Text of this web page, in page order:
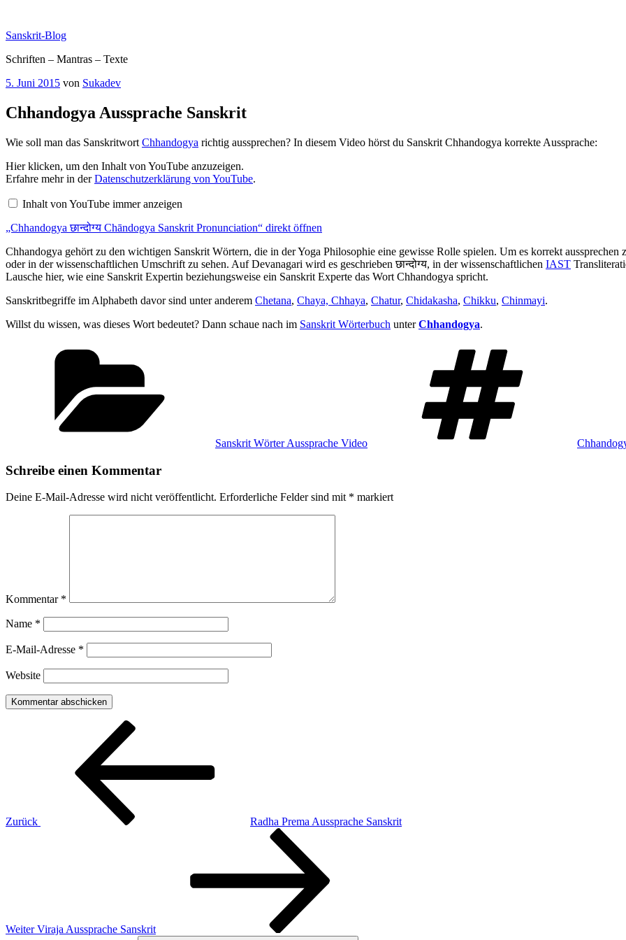
springen
Sanskrit-Blog
Schriften – Mantras – Texte
Veröffentlicht
5. Juni 2015 von Sukadev
Chhandogya Aussprache Sanskrit
Wie soll man das Sanskritwort Chhandogya richtig aussprechen? In diesem Video hörst du Sanskrit Chhandogya korrekte Aussprache:
„Chhandogya
छान्दोग्य
Sanskrit
Pronunciation“
YouTube
Hier klicken, um den Inhalt von YouTube anzuzeigen.
Erfahre mehr in derDatenschutzerklärung von YouTube.
Inhalt von YouTube immer anzeigen
„Chhandogya छान्दोग्य Chāndogya Sanskrit Pronunciation“ direkt öffnen
Chhandogya gehört zu den wichtigen Sanskrit Wörtern, die in der Yoga Philosophie eine gewisse Rolle spielen. Um es korrekt
oder in der wissenschaftlichen Umschrift zu sehen. Auf Devanagari wird es geschrieben छान्दोग्य, in der wissenschaftlichen IAST
Lausche hier, wie eine Sanskrit Expertin beziehungsweise ein Sanskrit Experte das Wort Chhandogya spricht.
Sanskritbegriffe im Alphabeth davor sind unter anderem Chetana, Chaya, Chhaya, Chatur, Chidakasha, Chikku, Chinmayi.
Willst du wissen, was dieses Wort bedeutet? Dann schaue nach im Sanskrit Wörterbuch unterChhandogya.
Sanskrit Wörter Aussprache Video
Schreibe einen Kommentar
Deine E-Mail-Adresse wird nicht veröffentlicht. Erforderliche Felder sind mit * markiert
Kommentar *
Name *
E-Mail-Adresse *
Website
Beitragsnavigation
Zurück
Radha Prema Aussprache Sanskrit
Weiter Viraja Aussprache Sanskrit